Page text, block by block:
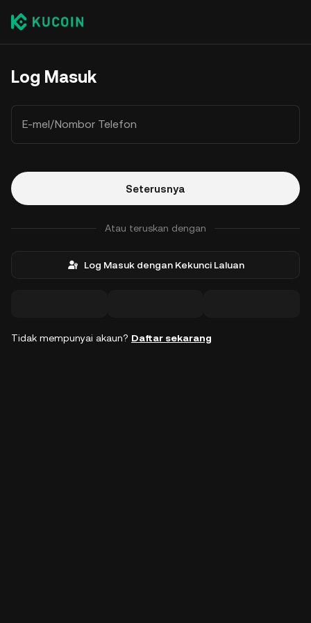
Log Masuk
E-mel/Nombor Telefon
Seterusnya
Atau teruskan dengan
Log Masuk dengan Kekunci Laluan
Tidak mempunyai akaun? Daftar sekarang